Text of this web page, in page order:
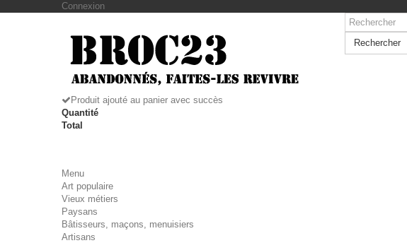
Connexion
Rechercher
Produit ajouté au panier avec succès
Quantité
Total
Menu
Art populaire
Vieux métiers
Paysans
Bâtisseurs, maçons, menuisiers
Artisans